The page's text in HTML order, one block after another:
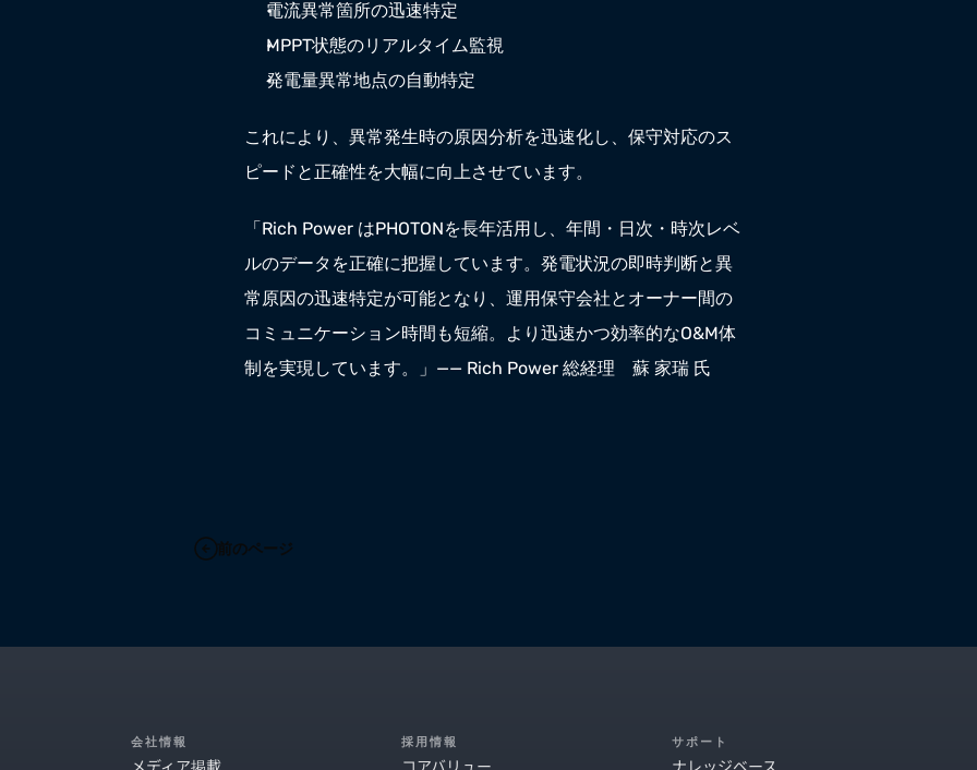
電流異常箇所の迅速特定
MPPT状態のリアルタイム監視
発電量異常地点の自動特定
これにより、異常発生時の原因分析を迅速化し、保守対応のス
ピードと正確性を大幅に向上させています。
「Rich Power はPHOTONを長年活用し、年間・日次・時次レベ
ルのデータを正確に把握しています。発電状況の即時判断と異
常原因の迅速特定が可能となり、運用保守会社とオーナー間の
コミュニケーション時間も短縮。より迅速かつ効率的なO&M体
制を実現しています。」—— Rich Power 総経理　蘇 家瑞 氏
前のページ
会社情報
メディア掲載
採用情報
コアバリュー
サポート
ナレッジベース